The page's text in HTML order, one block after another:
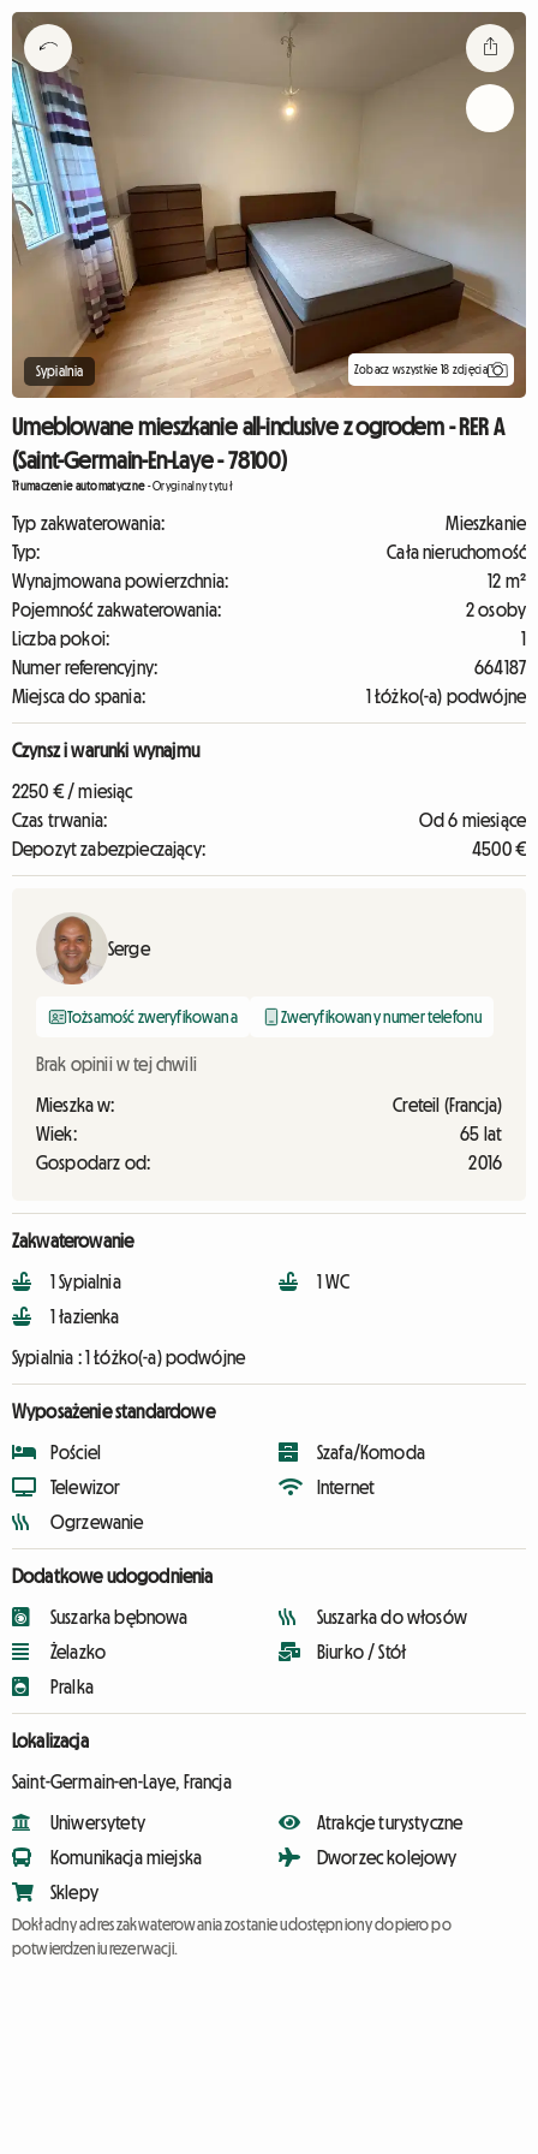
Sypialnia Zobacz wszystkie 18 zdjęcia
Umeblowane mieszkanie all-inclusive z ogrodem - RER A
(Saint-Germain-En-Laye - 78100)
Tłumaczenie automatyczne-Oryginalny tytuł
Typ zakwaterowania:
Mieszkanie
Typ:
Cała nieruchomość
Wynajmowana powierzchnia:
12 m²
Pojemność zakwaterowania:
2 osoby
Liczba pokoi:
1
Numer referencyjny:
664187
Miejsca do spania:
1 Łóżko(-a) podwójne
Czynsz i warunki wynajmu
2250 € / miesiąc
Czas trwania:
Od 6 miesiące
Depozyt zabezpieczający:
4500 €
Serge
Tożsamość zweryfikowana Zweryfikowany numer telefonu
Brak opinii w tej chwili
Mieszka w:
Creteil (Francja)
Wiek:
65 lat
Gospodarz od:
2016
Zakwaterowanie
1 Sypialnia
1 łazienka
1 WC
Sypialnia :1 Łóżko(-a) podwójne
Wyposażenie standardowe
Pościel
Telewizor
Ogrzewanie
Szafa/Komoda
Internet
Dodatkowe udogodnienia
Suszarka bębnowa
Żelazko
Pralka
Suszarka do włosów
Biurko / Stół
Lokalizacja
Saint-Germain-en-Laye, Francja
Uniwersytety
Komunikacja miejska
Sklepy
Atrakcje turystyczne
Dworzec kolejowy
Dokładny adres zakwaterowania zostanie udostępniony dopiero po
potwierdzeniu rezerwacji.